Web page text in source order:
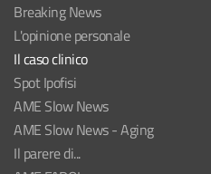
Breaking News
L'opinione personale
Il caso clinico
Spot Ipofisi
AME Slow News
AME Slow News - Aging
Il parere di...